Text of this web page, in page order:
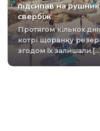
підсипав на
свербіж
Протягом кількох днів чоловік відстежував осіб,
котрі щоранку
згодом їх